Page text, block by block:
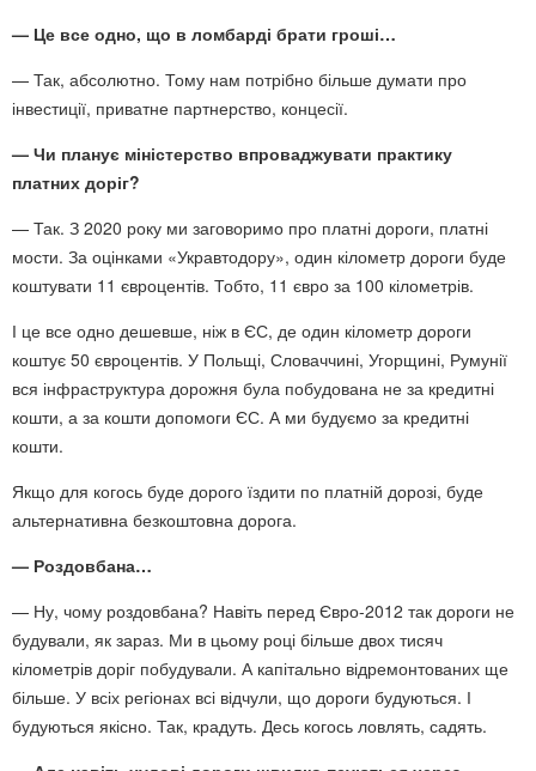
— Це все одно, що в ломбарді брати гроші…
— Так, абсолютно. Тому нам потрібно більше думати про
інвестиції, приватне партнерство, концесії.
— Чи планує міністерство впроваджувати практику
платних доріг?
— Так. З 2020 року ми заговоримо про платні дороги, платні
мости. За оцінками «Укравтодору», один кілометр дороги буде
коштувати 11 євроцентів. Тобто, 11 євро за 100 кілометрів.
І це все одно дешевше, ніж в ЄС, де один кілометр дороги
коштує 50 євроцентів. У Польщі, Словаччині, Угорщині, Румунії
вся інфраструктура дорожня була побудована не за кредитні
кошти, а за кошти допомоги ЄС. А ми будуємо за кредитні
кошти.
Якщо для когось буде дорого їздити по платній дорозі, буде
альтернативна безкоштовна дорога.
— Роздовбана…
— Ну, чому роздовбана? Навіть перед Євро-2012 так дороги не
будували, як зараз. Ми в цьому році більше двох тисяч
кілометрів доріг побудували. А капітально відремонтованих ще
більше. У всіх регіонах всі відчули, що дороги будуються. І
будуються якісно. Так, крадуть. Десь когось ловлять, садять.